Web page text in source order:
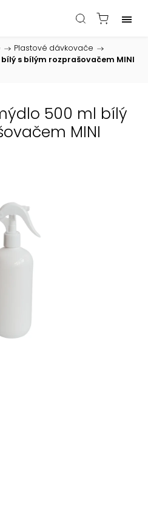
/ Plastové dávkovače /
s bílým rozprašovačem MINI
500 ml bílý
MINI